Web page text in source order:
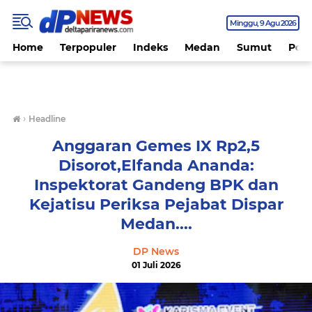
Minggu 9 Agu 2026
Home Terpopuler Indeks Medan Sumut
› Headline
Anggaran Gemes IX Rp2,5
Disorot,Elfanda Ananda:
Inspektorat Gandeng BPK dan
Kejatisu Periksa Pejabat Dispar
Medan....
DP News
01 Juli 2026